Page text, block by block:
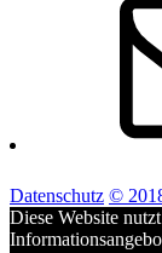
Datenschutz ©
Diese Website